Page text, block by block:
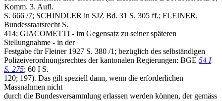
Komm. 3. Aufl.
S. 666 /7; SCHINDLER in SJZ Bd. 31 S. 305 ff.; FLEINER,
Bundesstaatsrecht S.
414; GIACOMETTI - im Gegensatz zu seiner späteren
Stellungnahme - in der
Festgabe für Fleiner 1927 S. 380 /1; bezüglich des selbständigen
Polizeiverordnungsrechtes der kantonalen Regierungen: BGE 54 I
S. 275; 60 I S.
120; 197). Das gilt speziell dann, wenn die erforderlichen
Massnahmen nicht
durch die Bundesversammlung erlassen werden können, der gemäss